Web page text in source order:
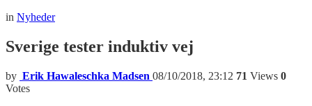
in Nyheder
Sverige tester induktiv vej
by Erik Hawaleschka Madsen 08/10/2018, 23:12 71 Views 0
Votes